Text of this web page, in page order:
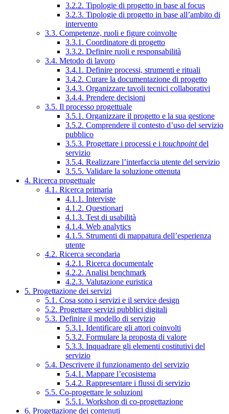
3.2.2. Tipologie di progetto in base al focus
3.2.3. Tipologie di progetto in base all’ambito di
intervento
3.3. Competenze, ruoli e figure coinvolte
3.3.1. Coordinatore di progetto
3.3.2. Definire ruoli e responsabilità
3.4. Metodo di lavoro
3.4.1. Definire processi, strumenti e rituali
3.4.2. Curare la documentazione di progetto
3.4.3. Organizzare tavoli tecnici collaborativi
3.4.4. Prendere decisioni
3.5. Il processo progettuale
3.5.1. Organizzare il progetto e la sua gestione
3.5.2. Comprendere il contesto d’uso del servizio
pubblico
3.5.3. Progettare i processi e i touchpointdel
servizio
3.5.4. Realizzare l’interfaccia utente del servizio
3.5.5. Validare la soluzione ottenuta
4. Ricerca progettuale
4.1. Ricerca primaria
4.1.1. Interviste
4.1.2. Questionari
4.1.3. Test di usabilità
4.1.4. Web analytics
4.1.5. Strumenti di mappatura dell’esperienza
utente
4.2. Ricerca secondaria
4.2.1. Ricerca documentale
4.2.2. Analisi benchmark
4.2.3. Valutazione euristica
5. Progettazione dei servizi
5.1. Cosa sono i servizi e il service design
5.2. Progettare servizi pubblici digitali
5.3. Definire il modello di servizio
5.3.1. Identificare gli attori coinvolti
5.3.2. Formulare la proposta di valore
5.3.3. Inquadrare gli elementi costitutivi del
servizio
5.4. Descrivere il funzionamento del servizio
5.4.1. Mappare l’ecosistema
5.4.2. Rappresentare i flussi di servizio
5.5. Co-progettare le soluzioni
5.5.1. Workshop di co-progettazione
6. Progettazione dei contenuti